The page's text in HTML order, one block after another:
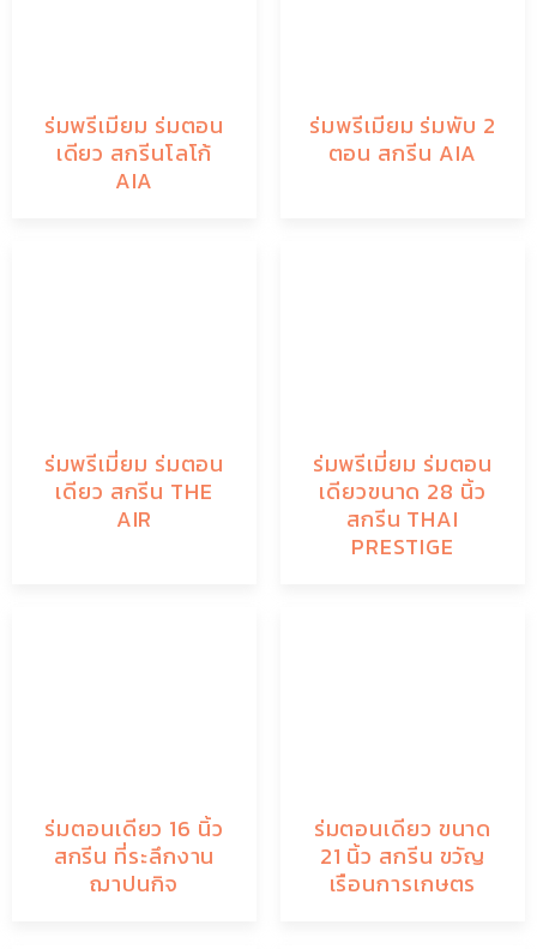
ร่มพรีเมียม ร่มตอน
เดียว สกรีนโลโก้
AIA
ร่มพรีเมียม ร่มพับ 2
ตอน สกรีน AIA
ร่มพรีเมี่ยม ร่มตอน
เดียว สกรีน THE
AIR
ร่มพรีเมี่ยม ร่มตอน
เดียวขนาด 28 นิ้ว
สกรีน THAI
PRESTIGE
ร่มตอนเดียว 16 นิ้ว
สกรีน ที่ระลึกงาน
ฌาปนกิจ
ร่มตอนเดียว ขนาด
21 นิ้ว สกรีน ขวัญ
เรือนการเกษตร